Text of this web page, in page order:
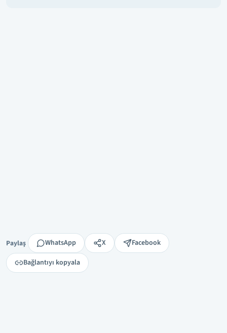
Paylaş
Paylaş WhatsApp X
Facebook
Bağlantıyı kopyala